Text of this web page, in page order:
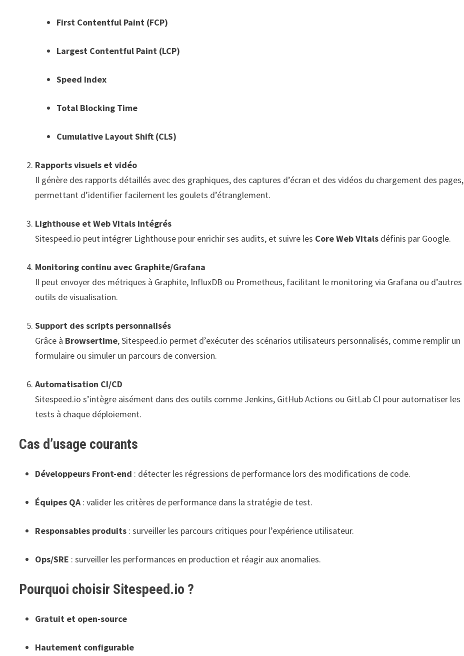
First Contentful Paint (FCP)
Largest Contentful Paint (LCP)
Speed Index
Total Blocking Time
Cumulative Layout Shift (CLS)
Rapports visuels et vidéo
Il génère des rapports détaillés avec des graphiques, des captures d’écran et des vidéos du chargement des pages,
permettant d’identifier facilement les goulets d’étranglement.
Lighthouse et Web Vitals intégrés
Sitespeed.io peut intégrer Lighthouse pour enrichir ses audits, et suivre les Core Web Vitals définis par Google.
Monitoring continu avec Graphite/Grafana
Il peut envoyer des métriques à Graphite, InfluxDB ou Prometheus, facilitant le monitoring via Grafana ou d’autres
outils de visualisation.
Support des scripts personnalisés
Grâce à Browsertime, Sitespeed.io permet d’exécuter des scénarios utilisateurs personnalisés, comme remplir un
formulaire ou simuler un parcours de conversion.
Automatisation CI/CD
Sitespeed.io s’intègre aisément dans des outils comme Jenkins, GitHub Actions ou GitLab CI pour automatiser les
tests à chaque déploiement.
Cas d’usage courants
Développeurs Front-end : détecter les régressions de performance lors des modifications de code.
Équipes QA: valider les critères de performance dans la stratégie de test.
Responsables produits : surveiller les parcours critiques pour l’expérience utilisateur.
Ops/SRE : surveiller les performances en production et réagir aux anomalies.
Pourquoi choisir Sitespeed.io ?
Gratuit et open-source
Hautement configurable